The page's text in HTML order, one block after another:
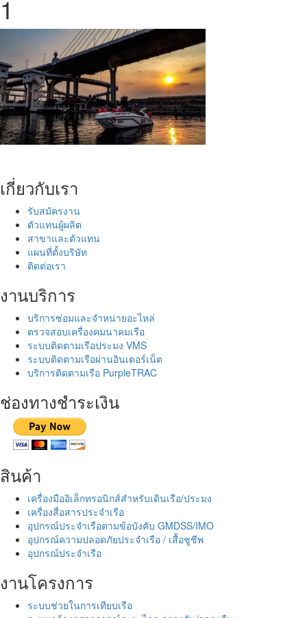
1
เกี่ยวกับเรา
รับสมัครงาน
ตัวแทนผู้ผลิต
สาขาและตัวแทน
แผนที่ตั้งบริษัท
ติดต่อเรา
งานบริการ
บริการซ่อมและจำหน่ายอะไหล่
ตรวจสอบเครื่องคมนาคมเรือ
ระบบติดตามเรือประมง VMS
ระบบติดตามเรือผ่านอินเตอร์เน็ต
บริการติดตามเรือ PurpleTRAC
ช่องทางชำระเงิน
สินค้า
เครื่องมืออิเล็กทรอนิกส์สำหรับเดินเรือ/ประมง
เครื่องสื่อสารประจำเรือ
อุปกรณ์ประจำเรือตามข้อบังคับ GMDSS/IMO
อุปกรณ์ความปลอดภัยประจำเรือ / เสื้อชูชีพ
อุปกรณ์ประจำเรือ
งานโครงการ
ระบบช่วยในการเทียบเรือ